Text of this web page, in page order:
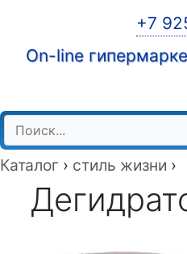
+7
On-line
Каталог › стиль жизни ›